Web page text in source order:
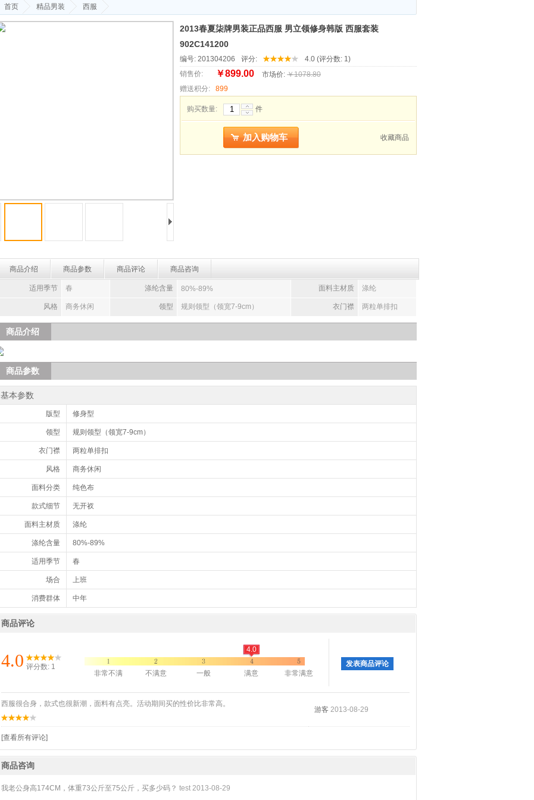
首页 精品男装 西服
2013春夏柒牌男装正品西服 男立领修身韩版 西服套装
902C141200
编号: 201304206 评分:
4.0 (评分数: 1)
销售价:
￥899.00 市场价: ￥1078.80
赠送积分:
899
购买数量: 件
收藏商品
商品介绍 商品参数 商品评论 商品咨询
适用季节 春 涤纶含量 80%-89% 面料主材质 涤纶
风格 商务休闲 领型 规则领型（领宽7-9cm） 衣门襟 两粒单排扣
商品介绍
商品参数
基本参数
版型 修身型
领型 规则领型（领宽7-9cm）
衣门襟 两粒单排扣
风格 商务休闲
面料分类 纯色布
款式细节 无开衩
面料主材质 涤纶
涤纶含量 80%-89%
适用季节 春
场合 上班
消费群体 中年
商品评论
4.0 评分数: 1
4.0
非常不满 不满意 一般 满意 非常满意
发表商品评论
西服很合身，款式也很新潮，面料有点亮。活动期间买的性价比非常高。
游客 2013-08-29
[查看所有评论]
商品咨询
我老公身高174CM，体重73公斤至75公斤，买多少码？ test 2013-08-29